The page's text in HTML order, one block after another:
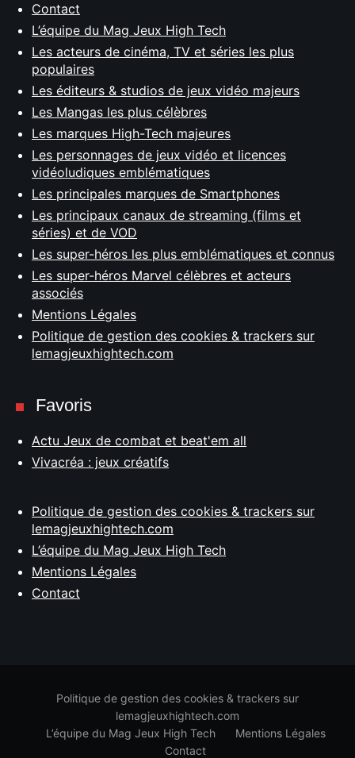
Contact
L’équipe du Mag Jeux High Tech
Les acteurs de cinéma, TV et séries les plus
populaires
Les éditeurs & studios de jeux vidéo majeurs
Les Mangas les plus célèbres
Les marques High-Tech majeures
Les personnages de jeux vidéo et licences
vidéoludiques emblématiques
Les principales marques de Smartphones
Les principaux canaux de streaming (films et
séries) et de VOD
Les super-héros les plus emblématiques et connus
Les super-héros Marvel célèbres et acteurs
associés
Mentions Légales
Politique de gestion des cookies & trackers sur
lemagjeuxhightech.com
Favoris
Actu Jeux de combat et beat'em all
Vivacréa : jeux créatifs
Politique de gestion des cookies & trackers sur
lemagjeuxhightech.com
L’équipe du Mag Jeux High Tech
Mentions Légales
Contact
Politique de gestion des cookies & trackers sur
lemagjeuxhightech.com
L’équipe du Mag Jeux High Tech
Mentions Légales
Contact